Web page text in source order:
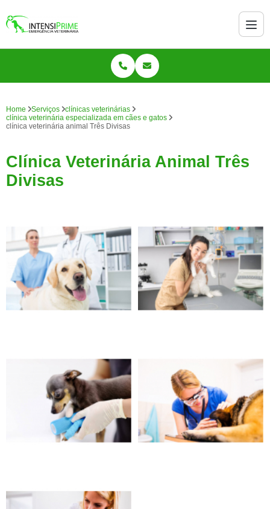
Home Serviços
clínicas veterinárias
clínica veterinária especializada em cães e gatos
clínica veterinária animal Três Divisas
Clínica Veterinária Animal Três
Divisas